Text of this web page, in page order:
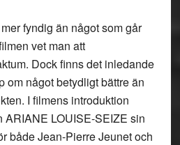
fyndig än något som går
vet man att
Dock finns det inledande
om något betydligt bättre än
I filmens introduktion
ARIANE LOUISE-SEIZE sin
både Jean-Pierre Jeunet och